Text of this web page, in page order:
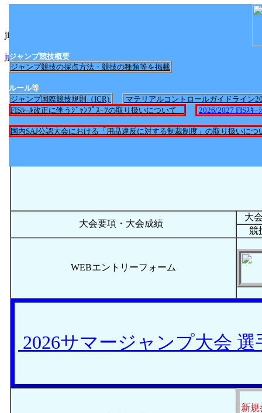
大会要項・大会成績
大
競
WEBエントリーフォーム
2026サマージャンプ大会
新
ジャンプ競技概要
ジャンプ競技の採点方法・競技の種類等を掲載
ルール等
ジャンプ国際競技規則（ICR)
マテリアルコントロールガイドライ
FISﾙｰﾙ改正に伴うｼﾞｬﾝﾌﾟｽｰﾂの取り扱いについて
2026/2027 FISｽｷ
国内SAJ公認大会における「用品違反に対する制裁制度」の取り扱いにつ
jimp_nittei2017.htmlへのリンク
jump_nittei2025.htmlへのリンク